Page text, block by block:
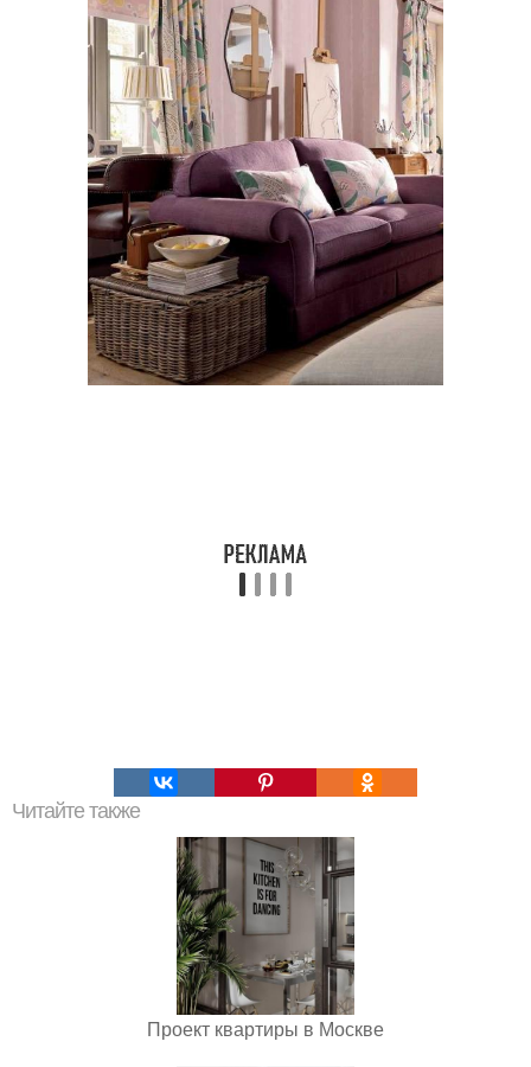
Читайте также
Проект квартиры в Москве